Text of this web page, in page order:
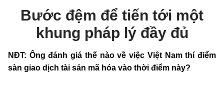
Bước đệm để tiến tới một
khung pháp lý đầy đủ
NĐT: Ông đánh giá thế nào về việc Việt Nam thí điểm
sàn giao dịch tài sản mã hóa vào thời điểm này?